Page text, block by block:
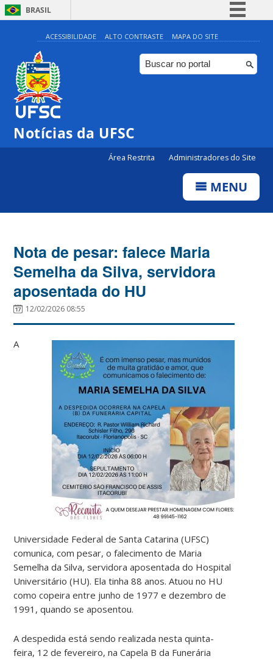
BRASIL
Simplifique!
Comunica BR
Participe
ACESSIBILIDADE ALTO CONTRASTE MAPA DO SITE
Notícias da UFSC
Área Restrita Administradores do Site
MENU
Nota de pesar: falece Maria
Semelha da Silva, servidora
aposentada do HU
12/02/2026 08:55
A
Universidade Federal de Santa Catarina (UFSC)
comunica, com pesar, o falecimento de Maria
Semelha da Silva, servidora aposentada do Hospital
Universitário (HU). Ela tinha 88 anos. Atuou no HU
como copeira entre junho de 1977 e dezembro de
1991, quando se aposentou.
A despedida está sendo realizada nesta quinta-
feira, 12 de fevereiro, na Capela B da Funerária